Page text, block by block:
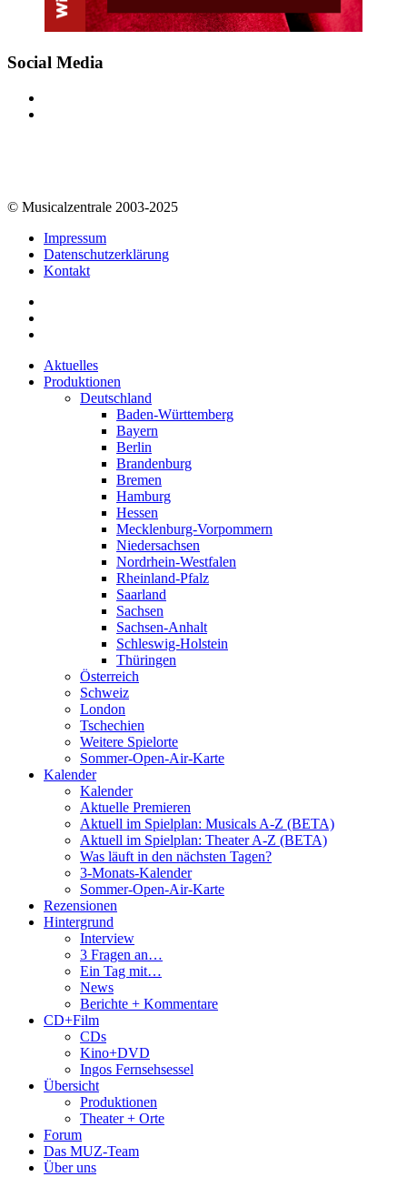
Social Media
© Musicalzentrale 2003-2025
Impressum
Datenschutzerklärung
Kontakt
Aktuelles
Produktionen
Deutschland
Baden-Württemberg
Bayern
Berlin
Brandenburg
Bremen
Hamburg
Hessen
Mecklenburg-Vorpommern
Niedersachsen
Nordrhein-Westfalen
Rheinland-Pfalz
Saarland
Sachsen
Sachsen-Anhalt
Schleswig-Holstein
Thüringen
Österreich
Schweiz
London
Tschechien
Weitere Spielorte
Sommer-Open-Air-Karte
Kalender
Kalender
Aktuelle Premieren
Aktuell im Spielplan: Musicals A-Z (BETA)
Aktuell im Spielplan: Theater A-Z (BETA)
Was läuft in den nächsten Tagen?
3-Monats-Kalender
Sommer-Open-Air-Karte
Rezensionen
Hintergrund
Interview
3 Fragen an…
Ein Tag mit…
News
Berichte + Kommentare
CD+Film
CDs
Kino+DVD
Ingos Fernsehsessel
Übersicht
Produktionen
Theater + Orte
Forum
Das MUZ-Team
Über uns